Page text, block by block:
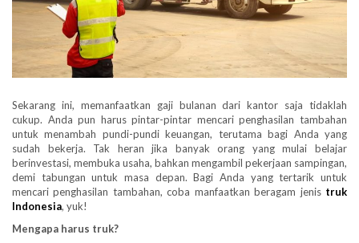
Sekarang ini, memanfaatkan gaji bulanan dari kantor saja tidaklah
cukup. Anda pun harus pintar-pintar mencari penghasilan tambahan
untuk menambah pundi-pundi keuangan, terutama bagi Anda yang
sudah bekerja. Tak heran jika banyak orang yang mulai belajar
berinvestasi, membuka usaha, bahkan mengambil pekerjaan sampingan,
demi tabungan untuk masa depan. Bagi Anda yang tertarik untuk
mencari penghasilan tambahan, coba manfaatkan beragam jenis truk
Indonesia, yuk!
Mengapa harus truk?